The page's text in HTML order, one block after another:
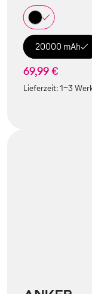
20000 mAh
69,99 €
Lieferzeit:1-3